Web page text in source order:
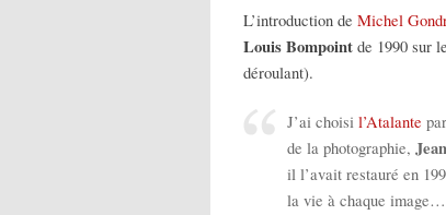
L’introduction de Michel
Louis Bompoint de 1990 sur
déroulant).
J’ai choisi l’Atalante
de la photographie,
il l’avait restauré en
la vie à chaque